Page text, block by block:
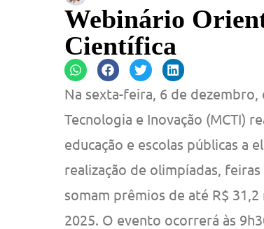
Webinário
Científica
Na sexta-feira, 6 de dezembro,
Tecnologia e Inovação (MCTI)
educação e escolas públicas a
realização de olimpíadas,
somam prêmios de até R$
2025. O evento ocorrerá às